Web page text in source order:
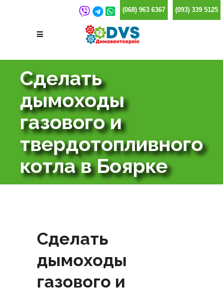
(068) 963 6367 (093) 339 5125
Сделать
дымоходы
газового и
твердотопливного
котла в Боярке
Сделать
дымоходы
газового и